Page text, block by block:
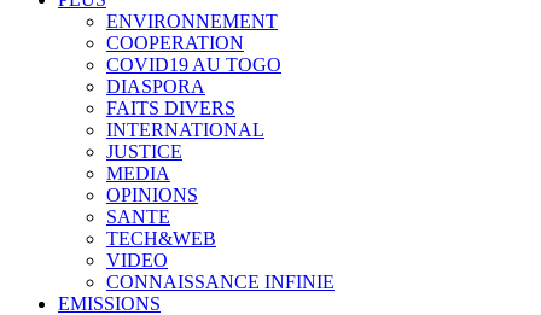
ENVIRONNEMENT
COOPERATION
COVID19 AU TOGO
DIASPORA
FAITS DIVERS
INTERNATIONAL
JUSTICE
MEDIA
OPINIONS
SANTE
TECH&WEB
VIDEO
CONNAISSANCE INFINIE
EMISSIONS